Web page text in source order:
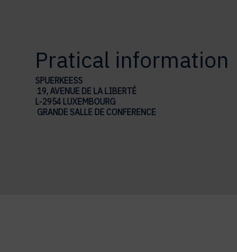
Pratical information
SPUERKEESS
19, AVENUE DE LA LIBERTÉ
L-2954 LUXEMBOURG
GRANDE SALLE DE CONFERENCE